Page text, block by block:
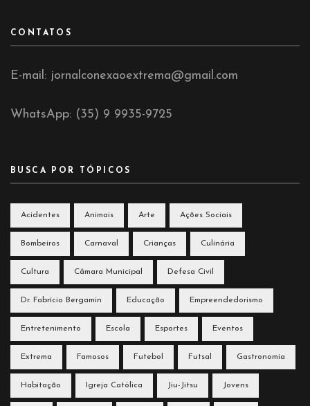
CONTATOS
E-mail: jornalconexaoextrema@gmail.com
WhatsApp: (35) 9 9935-9725
BUSCA POR TÓPICOS
Acidentes Animais Arte Ações Sociais
Bombeiros Carnaval Crianças Culinária
Cultura Câmara Municipal Defesa Civil
Dr. Fabrício Bergamin Educação Empreendedorismo
Entretenimento Escola Esportes Eventos
Extrema Famosos Futebol Futsal Gastronomia
Habitação Igreja Católica Jiu-Jitsu Jovens